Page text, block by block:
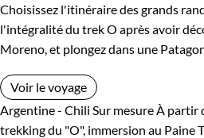
Choisissez l'itinéraire des grands
l'intégralité du trek O après avoir
Moreno, et plongez dans une
Voir le voyage
Argentine - Chili Sur mesure À partir
trekking du "O", immersion au Paine